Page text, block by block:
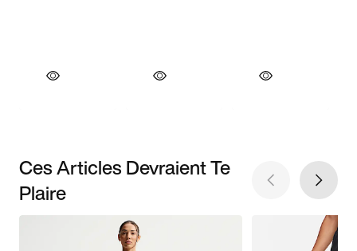
Ces Articles Devraient Te
Plaire